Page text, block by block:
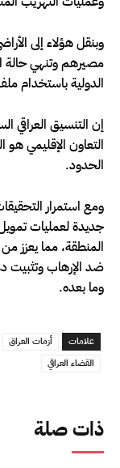
ذات صلة
وبنقل هؤلاء إلى
مصيرهم وتنهي حالة
الدولية باستخدام
إن التنسيق العراقي
التعاون الإقليمي
الحدود.
جديدة لعمليات
المنطقة، مما يعزز
وما بعده.
علامات أزمات العراق
القضاء العراقي